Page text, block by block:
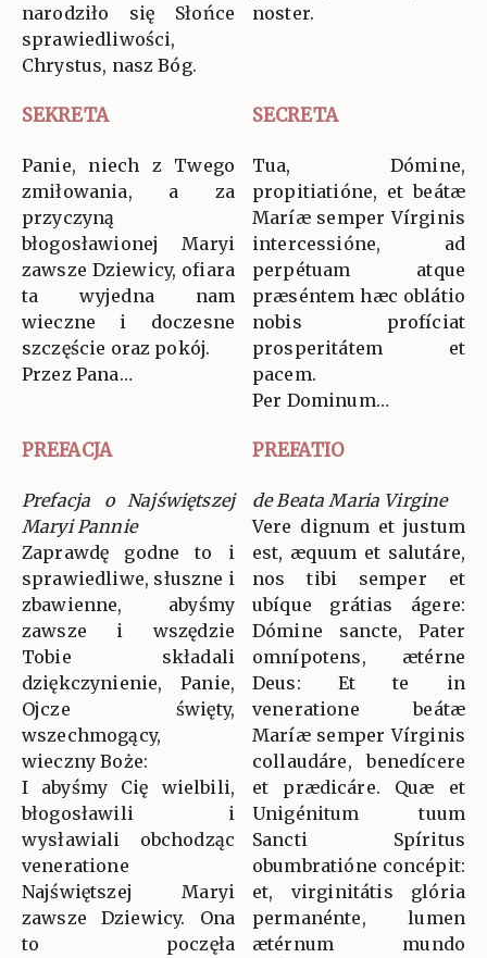
narodziło się Słońce
sprawiedliwości,
Chrystus, nasz Bóg.
noster.
SEKRETA SECRETA
Panie, niech z Twego
zmiłowania, a za
przyczyną
błogosławionej Maryi
zawsze Dziewicy, ofiara
ta wyjedna nam
wieczne i doczesne
szczęście oraz pokój.
Przez Pana…
Tua, Dómine,
propitiatióne, et beátæ
Maríæ semper Vírginis
intercessióne, ad
perpétuam atque
præséntem hæc oblátio
nobis profíciat
prosperitátem et
pacem.
Per Dominum…
PREFACJA PREFATIO
Prefacja o Najświętszej
Maryi Pannie
Zaprawdę godne to i
sprawiedliwe, słuszne i
zbawienne, abyśmy
zawsze i wszędzie
Tobie składali
dziękczynienie, Panie,
Ojcze święty,
wszechmogący,
wieczny Boże:
I abyśmy Cię wielbili,
błogosławili i
wysławiali obchodząc
veneratione
Najświętszej Maryi
zawsze Dziewicy. Ona
to poczęła
de Beata Maria Virgine
Vere dignum et justum
est, æquum et salutáre,
nos tibi semper et
ubíque grátias ágere:
Dómine sancte, Pater
omnípotens, ætérne
Deus: Et te in
veneratione beátæ
Maríæ semper Vírginis
collaudáre, benedícere
et prædicáre. Quæ et
Unigénitum tuum
Sancti Spíritus
obumbratióne concépit:
et, virginitátis glória
permanénte, lumen
ætérnum mundo